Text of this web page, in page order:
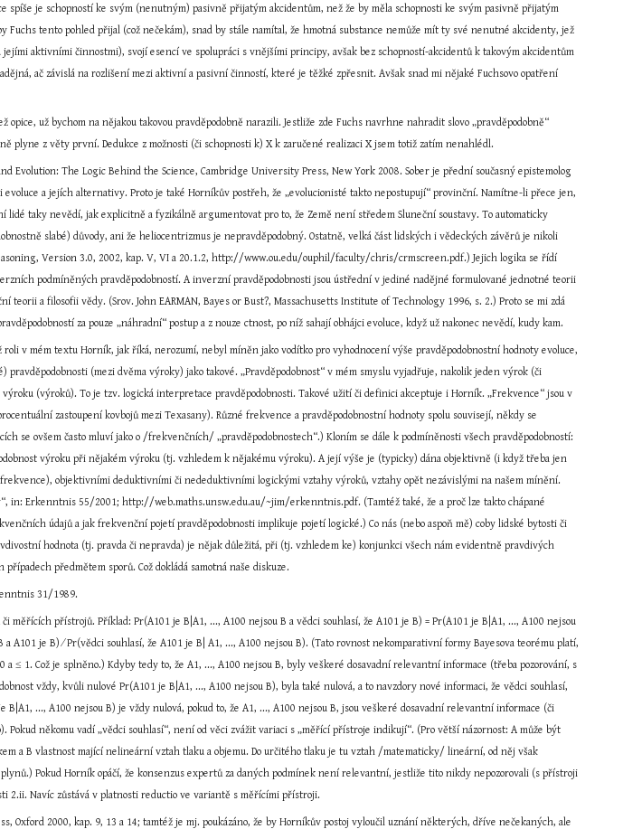
spíše je schopností ke svým (nenutným) pasivně přijatým akcidentům, než že by měla schopnosti ke svým pasivně přijatým
tento pohled přijal (což nečekám), snad by stále namítal, že hmotná substance nemůže mít ty své nenutné akcidenty, jež
aktivními činnostmi), svojí esencí ve spolupráci s vnějšími principy, avšak bez schopností-akcidentů k takovým akcidentům
ač závislá na rozlišení mezi aktivní a pasivní činností, které je těžké zpřesnit. Avšak snad mi nějaké Fuchsovo opatření
opice, už bychom na nějakou takovou pravděpodobně narazili. Jestliže zde Fuchs navrhne nahradit slovo „pravděpodobně“
plyne z věty první. Dedukce z možnosti (či schopnosti k) X k zaručené realizaci X jsem totiž zatím nenahlédl.
Evolution: The Logic Behind the Science, Cambridge University Press, New York 2008. Sober je přední současný epistemolog
evoluce a jejích alternativy. Proto je také Horníkův postřeh, že „evolucionisté takto nepostupují“ provinční. Namítne-li přece jen,
lidé taky nevědí, jak explicitně a fyzikálně argumentovat pro to, že Země není středem Sluneční soustavy. To automaticky
slabé) důvody, ani že heliocentrizmus je nepravděpodobný. Ostatně, velká část lidských i vědeckých závěrů je nikoli
Version 3.0, 2002, kap. V, VI a 20.1.2, http://www.ou.edu/ouphil/faculty/chris/crmscreen.pdf.) Jejich logika se řídí
podmíněných pravděpodobností. A inverzní pravděpodobnosti jsou ústřední v jediné nadějné formulované jednotné teorii
teorii a filosofii vědy. (Srov. John EARMAN, Bayes or Bust?, Massachusetts Institute of Technology 1996, s. 2.) Proto se mi zdá
za pouze „náhradní“ postup a z nouze ctnost, po níž sahají obhájci evoluce, když už nakonec nevědí, kudy kam.
v mém textu Horník, jak říká, nerozumí, nebyl míněn jako vodítko pro vyhodnocení výše pravděpodobnostní hodnoty evoluce,
pravděpodobnosti (mezi dvěma výroky) jako takové. „Pravděpodobnost“ v mém smyslu vyjadřuje, nakolik jeden výrok (či
(výroků). To je tzv. logická interpretace pravděpodobnosti. Takové užití či definici akceptuje i Horník. „Frekvence“ jsou v
zastoupení kovbojů mezi Texasany). Různé frekvence a pravděpodobnostní hodnoty spolu souvisejí, někdy se
se ovšem často mluví jako o /frekvenčních/ „pravděpodobnostech“.) Kloním se dále k podmíněnosti všech pravděpodobností:
výroku při nějakém výroku (tj. vzhledem k nějakému výroku). A její výše je (typicky) dána objektivně (i když třeba jen
objektivními deduktivními či nededuktivními logickými vztahy výroků, vztahy opět nezávislými na našem mínění.
in: Erkenntnis 55/2001; http://web.maths.unsw.edu.au/~jim/erkenntnis.pdf. (Tamtéž také, že a proč lze takto chápané
údajů a jak frekvenční pojetí pravděpodobnosti implikuje pojetí logické.) Co nás (nebo aspoň mě) coby lidské bytosti či
hodnota (tj. pravda či nepravda) je nějak důležitá, při (tj. vzhledem ke) konjunkci všech nám evidentně pravdivých
předmětem sporů. Což dokládá samotná naše diskuze.
31/1989.
měřících přístrojů. Příklad: Pr(A101 je B|A1, ..., A100 nejsou B a vědci souhlasí, že A101 je B) = Pr(A101 je B|A1, ..., A100 nejsou
a A101 je B) ∕ Pr(vědci souhlasí, že A101 je B| A1, ..., A100 nejsou B). (Tato rovnost nekomparativní formy Bayesova teorému platí,
≤ 1. Což je splněno.) Kdyby tedy to, že A1, ..., A100 nejsou B, byly veškeré dosavadní relevantní informace (třeba pozorování, s
vždy, kvůli nulové Pr(A101 je B|A1, ..., A100 nejsou B), byla také nulová, a to navzdory nové informaci, že vědci souhlasí,
B|A1, ..., A100 nejsou B) je vždy nulová, pokud to, že A1, ..., A100 nejsou B, jsou veškeré dosavadní relevantní informace (či
Pokud někomu vadí „vědci souhlasí“, není od věci zvážit variaci s „měřící přístroje indikují“. (Pro větší názornost: A může být
a B vlastnost mající nelineární vztah tlaku a objemu. Do určitého tlaku je tu vztah /matematicky/ lineární, od něj však
Pokud Horník opáčí, že konsenzus expertů za daných podmínek není relevantní, jestliže tito nikdy nepozorovali (s přístroji
2.ii. Navíc zůstává v platnosti reductio ve variantě s měřícími přístroji.
Oxford 2000, kap. 9, 13 a 14; tamtéž je mj. poukázáno, že by Horníkův postoj vyloučil uznání některých, dříve nečekaných, ale